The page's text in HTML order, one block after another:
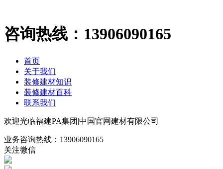
咨询热线： 13906090165
首页
关于我们
装修建材知识
装修建材百科
联系我们
欢迎光临福建PA集团|中国官网建材有限公司
业务咨询热线： 13906090165
关注微信